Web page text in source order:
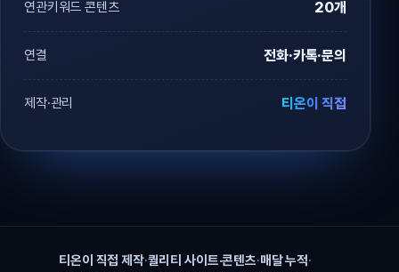
연관키워드 콘텐츠 20개
연결 전화·카톡·문의
제작·관리 티온이 직접
티온이 직접 제작·퀄리티 사이트·콘텐츠·매달 누적·